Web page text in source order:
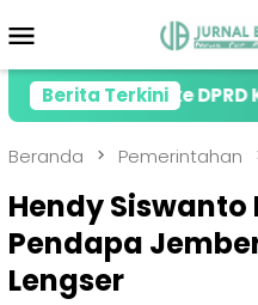
ke
Mobile
Berita Terkini
ke DPRD Keluhkan
Beranda Pemerintahan
Hendy Siswanto
Pendapa
Lengser